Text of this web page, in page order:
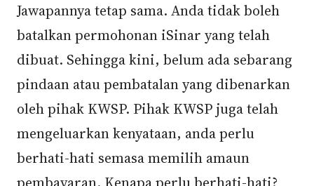
Jawapannya tetap sama. Anda tidak boleh
batalkan permohonan iSinar yang telah
dibuat. Sehingga kini, belum ada sebarang
pindaan atau pembatalan yang dibenarkan
oleh pihak KWSP. Pihak KWSP juga telah
mengeluarkan kenyataan, anda perlu
berhati-hati semasa memilih amaun